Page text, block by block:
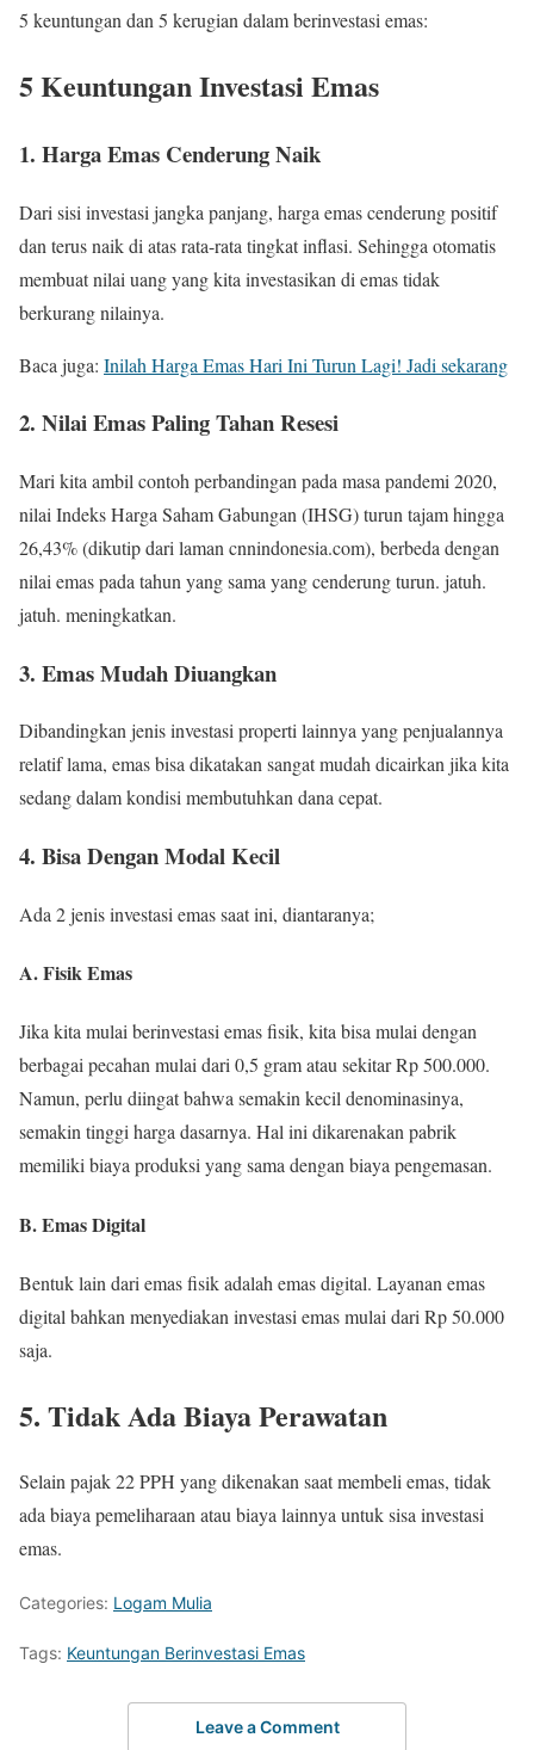
5 keuntungan dan 5 kerugian dalam berinvestasi emas:
5 Keuntungan Investasi Emas
1. Harga Emas Cenderung Naik
Dari sisi investasi jangka panjang, harga emas cenderung positif
dan terus naik di atas rata-rata tingkat inflasi. Sehingga otomatis
membuat nilai uang yang kita investasikan di emas tidak
berkurang nilainya.
Baca juga: Inilah Harga Emas Hari Ini Turun Lagi! Jadi sekarang
2. Nilai Emas Paling Tahan Resesi
Mari kita ambil contoh perbandingan pada masa pandemi 2020,
nilai Indeks Harga Saham Gabungan (IHSG) turun tajam hingga
26,43% (dikutip dari laman cnnindonesia.com), berbeda dengan
nilai emas pada tahun yang sama yang cenderung turun. jatuh.
jatuh. meningkatkan.
3. Emas Mudah Diuangkan
Dibandingkan jenis investasi properti lainnya yang penjualannya
relatif lama, emas bisa dikatakan sangat mudah dicairkan jika kita
sedang dalam kondisi membutuhkan dana cepat.
4. Bisa Dengan Modal Kecil
Ada 2 jenis investasi emas saat ini, diantaranya;
A. Fisik Emas
Jika kita mulai berinvestasi emas fisik, kita bisa mulai dengan
berbagai pecahan mulai dari 0,5 gram atau sekitar Rp 500.000.
Namun, perlu diingat bahwa semakin kecil denominasinya,
semakin tinggi harga dasarnya. Hal ini dikarenakan pabrik
memiliki biaya produksi yang sama dengan biaya pengemasan.
B. Emas Digital
Bentuk lain dari emas fisik adalah emas digital. Layanan emas
digital bahkan menyediakan investasi emas mulai dari Rp 50.000
saja.
5. Tidak Ada Biaya Perawatan
Selain pajak 22 PPH yang dikenakan saat membeli emas, tidak
ada biaya pemeliharaan atau biaya lainnya untuk sisa investasi
emas.
Categories: Logam Mulia
Tags: Keuntungan Berinvestasi Emas
Leave a Comment